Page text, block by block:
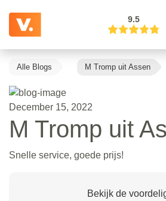
9.5
Alle Blogs M Tromp uit Assen
December 15, 2022
M Tromp uit
Snelle service, goede prijs!
Bekijk de